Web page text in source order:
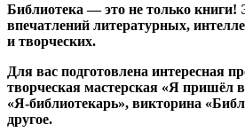
Библиотека — это не только книги!
впечатлений литературных,
и творческих.
Для вас подготовлена интересная
творческая мастерская «Я пришёл
«Я-библиотекарь», викторина
другое.